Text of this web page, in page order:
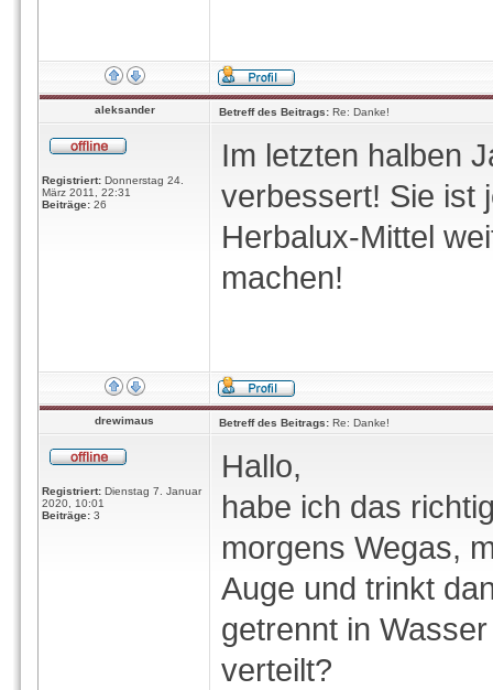
aleksander Betreff des Beitrags: Re: Danke!
Registriert: Donnerstag 24.
März 2011, 22:31
Beiträge: 26
Im letzten halben
verbessert! Sie ist
Herbalux-Mittel
machen!
drewimaus Betreff des Beitrags: Re: Danke!
Registriert: Dienstag 7. Januar
2020, 10:01
Beiträge: 3
Hallo,
habe ich das
morgens Wegas,
Auge und trinkt
getrennt in
verteilt?